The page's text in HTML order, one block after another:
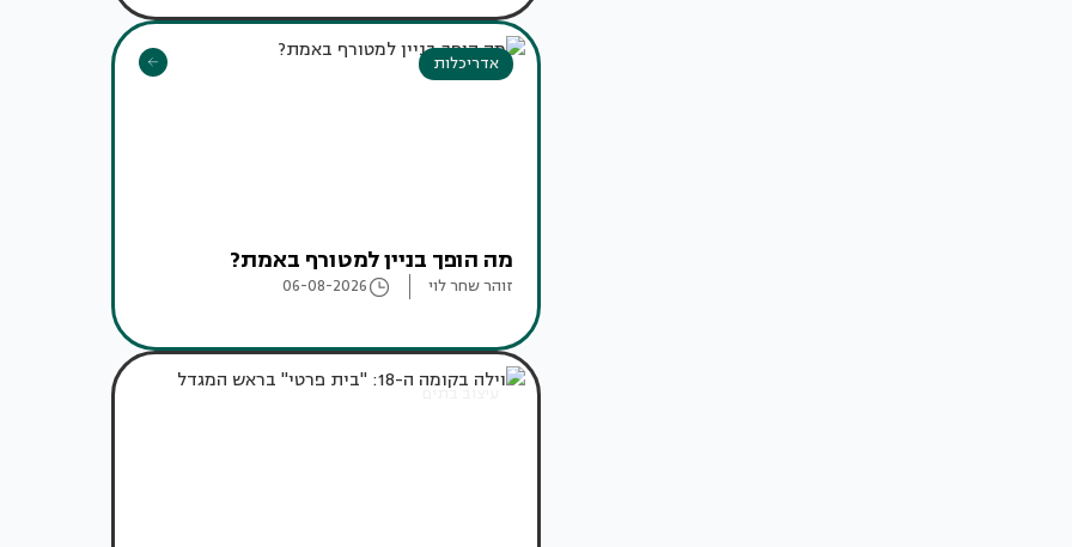
אדריכלות
מה הופך בניין למטורף באמת?
זוהר שחר לוי 06-08-2026
עיצוב בתים